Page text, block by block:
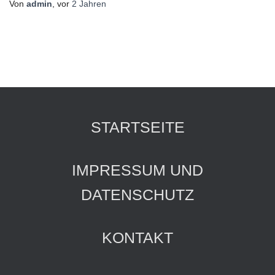
Von admin , vor 2 Jahren
STARTSEITE
IMPRESSUM UND
DATENSCHUTZ
KONTAKT